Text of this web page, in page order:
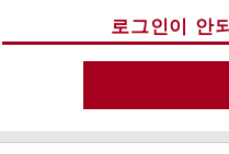
로그인이 안